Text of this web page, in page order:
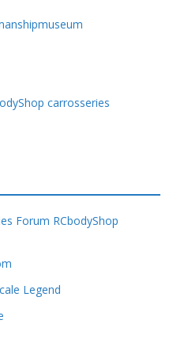
carrosseries
Forum RCbodyShop
Legend